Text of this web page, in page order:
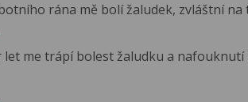
rána mě bolí žaludek, zvláštní na
let me trápí bolest žaludku a nafouknutí